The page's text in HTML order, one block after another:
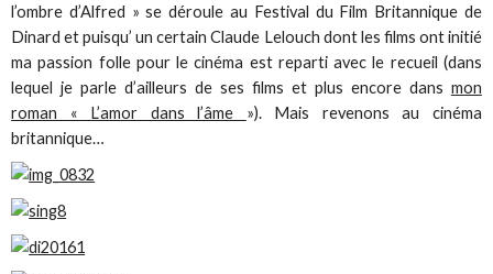
l’ombre d’Alfred » se déroule au Festival du Film Britannique de
Dinard et puisqu’ un certain Claude Lelouch dont les films ont initié
ma passion folle pour le cinéma est reparti avec le recueil (dans
lequel je parle d’ailleurs de ses films et plus encore dans mon
roman « L’amor dans l’âme »). Mais revenons au cinéma
britannique…